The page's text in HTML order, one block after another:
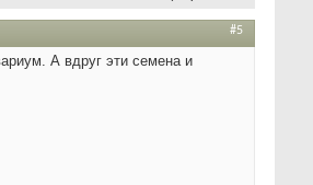
#5
А вдруг эти семена и